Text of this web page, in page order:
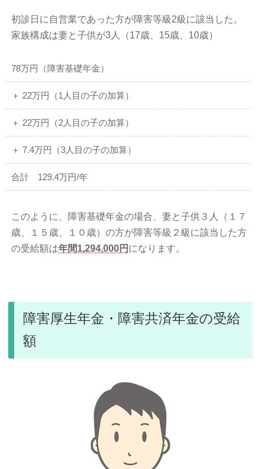
初診日に自営業であった方が障害等級2級に該当した。
家族構成は妻と子供が3人（17歳、15歳、10歳）
78万円（障害基礎年金）
＋ 22万円（1人目の子の加算）
＋ 22万円（2人目の子の加算）
＋ 7.4万円（3人目の子の加算）
合計 129.4万円/年
このように、障害基礎年金の場合、妻と子供３人（１７
歳、１５歳、１０歳）の方が障害等級２級に該当した方
の受給額は年間1,294,000円 になります。
障害厚生年金・障害共済年金の受給
額